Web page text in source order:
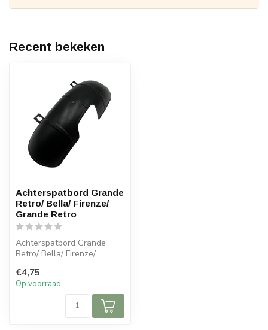
Recent bekeken
Achterspatbord Grande
Retro/ Bella/ Firenze/
Grande Retro
Achterspatbord Grande
Retro/ Bella/ Firenze/
€4,75
Op voorraad